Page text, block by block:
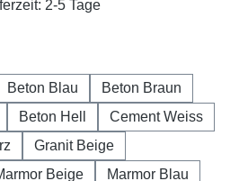
2-5 Tage
Beton Blau
Beton Braun
Beton Hell
Cement Weiss
Granit Beige
Beige
Marmor Blau